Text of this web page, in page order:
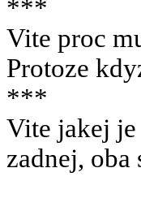
***
Vite proc
Protoze
***
Vite jakej
zadnej, oba